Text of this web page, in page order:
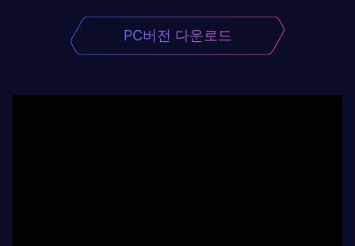
PC버전 다운로드